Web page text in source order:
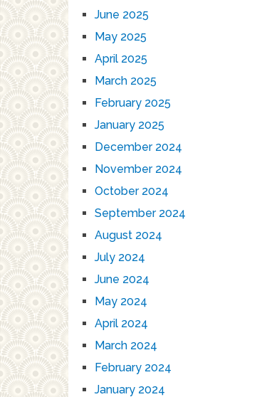
June 2025
May 2025
April 2025
March 2025
February 2025
January 2025
December 2024
November 2024
October 2024
September 2024
August 2024
July 2024
June 2024
May 2024
April 2024
March 2024
February 2024
January 2024